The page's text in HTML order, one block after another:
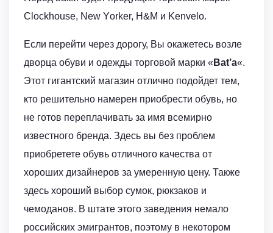
Clockhouse, New Yоrker, H&M и Kenvelо.
Если перейти через дорогу, Вы окажетесь возле
дворца обуви и одежды торговой марки « Bat’a«.
Этот гигантский магазин отлично подойдет тем,
кто решительно намерен приобрести обувь, но
не готов переплачивать за имя всемирно
известного бренда. Здесь вы без проблем
приобретете обувь отличного качества от
хороших дизайнеров за умеренную цену. Также
здесь хороший выбор сумок, рюкзаков и
чемоданов. В штате этого заведения немало
российских эмигрантов, поэтому в некотором